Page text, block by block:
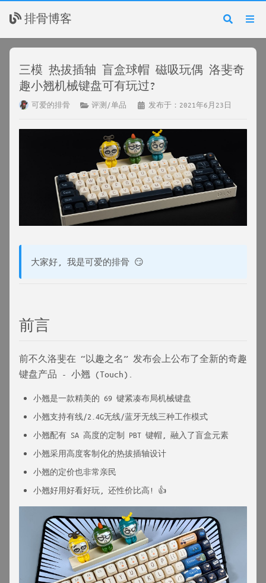
排骨博客
三模 热拔插轴 盲盒球帽 磁吸玩偶 洛斐奇
趣小翘机械键盘可有玩过?
可爱的排骨 评测/单品 发布于：2021年6月23日
大家好, 我是可爱的排骨 😏
前言
前不久洛斐在 “以趣之名” 发布会上公布了全新的奇趣
键盘产品 - 小翘 (Touch).
小翘是一款精美的 69 键紧凑布局机械键盘
小翘支持有线/2.4G无线/蓝牙无线三种工作模式
小翘配有 SA 高度的定制 PBT 键帽, 融入了盲盒元素
小翘采用高度客制化的热拔插轴设计
小翘的定价也非常亲民
小翘好用好看好玩, 还性价比高! 👍